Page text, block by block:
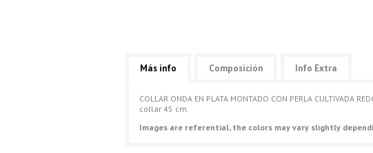
Más info Composición Info Extra
COLLAR ONDA EN PLATA MONTADO CON PERLA CULTIVADA
collar 45 cm.
Images are referential, the colors may vary slightly